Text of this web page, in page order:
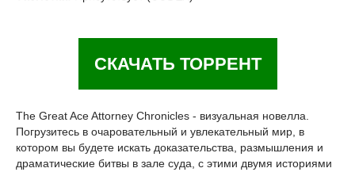
СКАЧАТЬ ТОРРЕНТ
The Great Ace Attorney Chronicles - визуальная новелла.
Погрузитесь в очаровательный и увлекательный мир, в
котором вы будете искать доказательства, размышления и
драматические битвы в зале суда, с этими двумя историями